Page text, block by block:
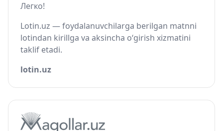
Легко!
Lotin.uz — foydalanuvchilarga berilgan matnni
lotindan kirillga va aksincha o‘girish xizmatini
taklif etadi.
lotin.uz